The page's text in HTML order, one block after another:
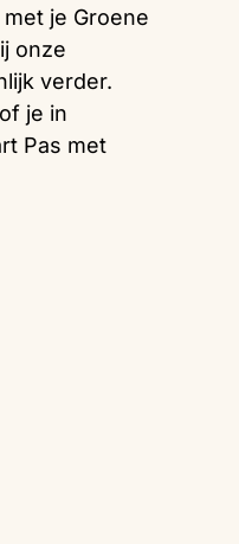
je Groene
onze
verder.
je in
Pas met